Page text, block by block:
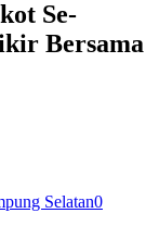
Se-
Bersama
Selatan0